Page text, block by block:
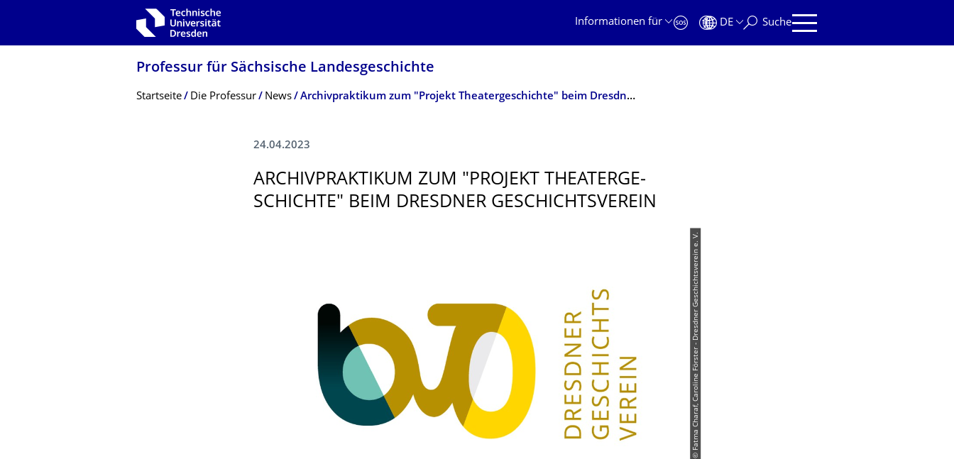
Zur Hauptnavigation springen
Informationen für
DE Suche
Professur für Sächsische Landesgeschichte
Breadcrumb-Menü
Startseite Die Professur News Archivpraktikum zum "Projekt Theatergeschichte" beim Dresdner Geschichtsverein
24.04.2023
ARCHIVPRAKTIKUM ZUM "PROJEKT THEATERGE­
SCHICHTE" BEIM DRESDNER GESCHICHTSVER­EIN
© Fatma Charaf, Caroline Förster - Dresdner Geschichtsverein e. V.